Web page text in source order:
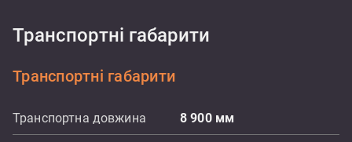
Транспортні габарити
Транспортні габарити
Транспортна довжина 8 900 мм